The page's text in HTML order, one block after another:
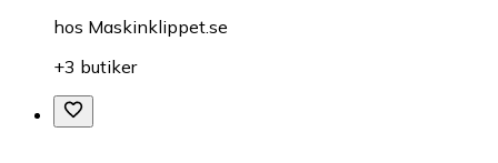
hos Maskinklippet.se
+3 butiker